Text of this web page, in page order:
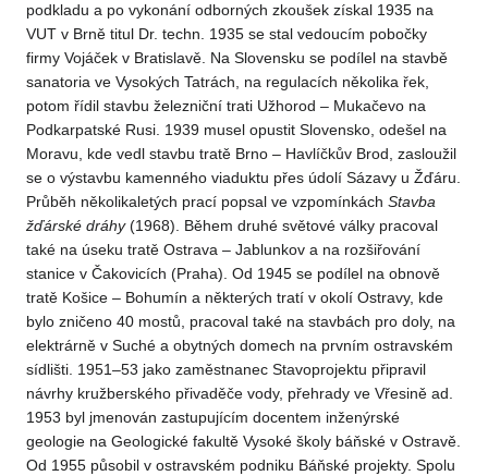
podkladu a po vykonání odborných zkoušek získal 1935 na
VUT v Brně titul Dr. techn. 1935 se stal vedoucím pobočky
firmy Vojáček v Bratislavě. Na Slovensku se podílel na stavbě
sanatoria ve Vysokých Tatrách, na regulacích několika řek,
potom řídil stavbu železniční trati Užhorod – Mukačevo na
Podkarpatské Rusi. 1939 musel opustit Slovensko, odešel na
Moravu, kde vedl stavbu tratě Brno – Havlíčkův Brod, zasloužil
se o výstavbu kamenného viaduktu přes údolí Sázavy u Žďáru.
Průběh několikaletých prací popsal ve vzpomínkách Stavba
žďárské dráhy(1968). Během druhé světové války pracoval
také na úseku tratě Ostrava – Jablunkov a na rozšiřování
stanice v Čakovicích (Praha). Od 1945 se podílel na obnově
tratě Košice – Bohumín a některých tratí v okolí Ostravy, kde
bylo zničeno 40 mostů, pracoval také na stavbách pro doly, na
elektrárně v Suché a obytných domech na prvním ostravském
sídlišti. 1951–53 jako zaměstnanec Stavoprojektu připravil
návrhy kružberského přivaděče vody, přehrady ve Vřesině ad.
1953 byl jmenován zastupujícím docentem inženýrské
geologie na Geologické fakultě Vysoké školy báňské v Ostravě.
Od 1955 působil v ostravském podniku Báňské projekty. Spolu